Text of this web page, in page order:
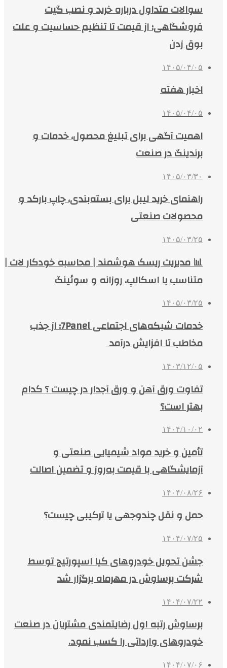
سوالات متداول درباره خرید و نصب گیت
فروشگاهی؛ از قیمت تا تنظیم حساسیت و علت
بوق زدن
۱۴۰۵/۰۴/۰۵
اخبار هفته
۱۴۰۵/۰۴/۰۵
اهمیت آگهی برای تبلیغ محصول، خدمات و
برندینگ در صنعت
۱۴۰۵/۰۳/۳۰
راهنمای خرید لیبل برای بسته‌بندی، چاپ بارکد و
محصولات صنعتی
۱۴۰۵/۰۳/۲۵
📊 مدیریت ریسک هوشمند | محاسبه خودکار لات |
متناسب با اسکالپ، روزانه و سوئینگ
۱۴۰۵/۰۳/۲۵
خدمات شبکه‌های اجتماعی 7Panel؛ از جذب
مخاطب تا افزایش درآمد
۱۴۰۳/۱۲/۰۵
تفاوت ورق آهن و ورق آجدار در چیست ؟ کدام
بهتر است؟
۱۴۰۴/۱۰/۰۲
تأمین و خرید مواد شیمیایی صنعتی و
آزمایشگاهی با قیمت به‌روز و تضمین اصالت
۱۴۰۴/۰۸/۲۶
حمل و نقل چندوجهی یا ترکیبی چیست؟
۱۴۰۴/۰۷/۲۵
جشن تحویل خودروهای کیا اسپورتیج توسط
شرکت برساوش در مهرماه برگزار شد
۱۴۰۴/۰۷/۲۲
برساوش رتبه اول رضایتمندی مشتریان در صنعت
خودروهای وارداتی را کسب نمود.
۱۴۰۴/۰۷/۰۶